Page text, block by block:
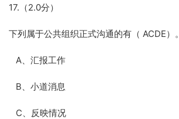
17.（2.0分）
下列属于公共组织正式沟通的有（ ACDE）。
A、汇报工作
B、小道消息
C、反映情况